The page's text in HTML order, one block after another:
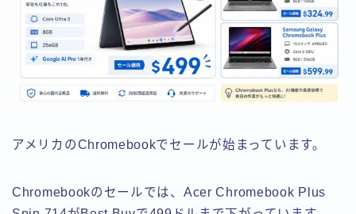
アメリカのChromebookでセールが始まっています。
Chromebookのセールでは、Acer Chromebook Plus